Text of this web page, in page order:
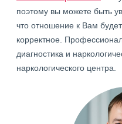
поэтому вы можете быть
что отношение к Вам
корректное.
диагностика и
наркологического центра.